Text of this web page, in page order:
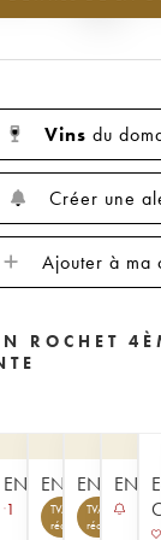
Vins du
Créer une
Ajouter à ma
ROCHET
ENCHÈRE
1
ENCHÈRE
TVA
récupérable
ENCHÈRE
TVA
récupérable